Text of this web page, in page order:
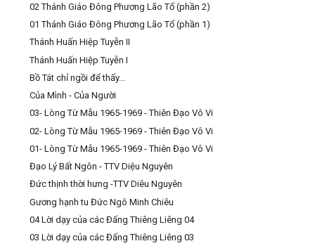
02 Thánh Giáo Đông Phương Lão Tổ (phần 2)
01 Thánh Giáo Đông Phương Lão Tổ (phần 1)
Thánh Huấn Hiệp Tuyễn II
Thánh Huấn Hiệp Tuyễn I
Bồ Tát chỉ ngồi để thấy...
Của Mình - Của Người
03- Lòng Từ Mẫu 1965-1969 - Thiên Đạo Vô Vi
02- Lòng Từ Mẫu 1965-1969 - Thiên Đạo Vô Vi
01- Lòng Từ Mẫu 1965-1969 - Thiên Đạo Vô Vi
Đạo Lý Bất Ngôn - TTV Diệu Nguyên
Đức thịnh thời hưng -TTV Diêu Nguyên
Gương hạnh tu Đức Ngô Minh Chiêu
04 Lời dạy của các Đấng Thiêng Liêng 04
03 Lời dạy của các Đấng Thiêng Liêng 03